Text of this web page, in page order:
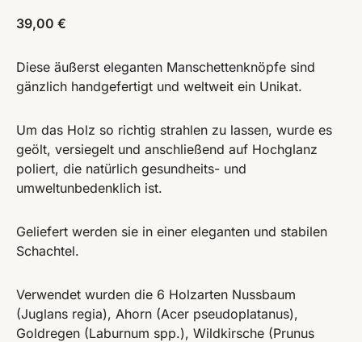
39,00 €
Diese äußerst eleganten Manschettenknöpfe sind
gänzlich handgefertigt und weltweit ein Unikat.
Um das Holz so richtig strahlen zu lassen, wurde es
geölt, versiegelt und anschließend auf Hochglanz
poliert, die natürlich gesundheits- und
umweltunbedenklich ist.
Geliefert werden sie in einer eleganten und stabilen
Schachtel.
Verwendet wurden die 6 Holzarten Nussbaum
(Juglans regia), Ahorn (Acer pseudoplatanus),
Goldregen (Laburnum spp.), Wildkirsche (Prunus